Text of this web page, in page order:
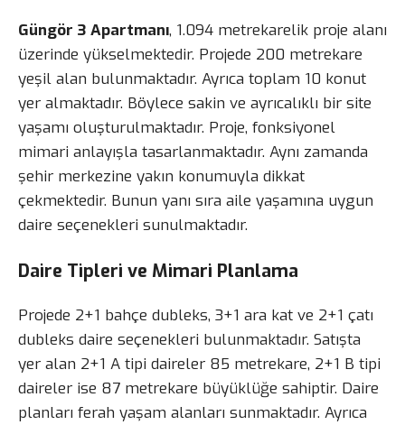
Güngör 3 Apartmanı, 1.094 metrekarelik proje alanı
üzerinde yükselmektedir. Projede 200 metrekare
yeşil alan bulunmaktadır. Ayrıca toplam 10 konut
yer almaktadır. Böylece sakin ve ayrıcalıklı bir site
yaşamı oluşturulmaktadır. Proje, fonksiyonel
mimari anlayışla tasarlanmaktadır. Aynı zamanda
şehir merkezine yakın konumuyla dikkat
çekmektedir. Bunun yanı sıra aile yaşamına uygun
daire seçenekleri sunulmaktadır.
Daire Tipleri ve Mimari Planlama
Projede 2+1 bahçe dubleks, 3+1 ara kat ve 2+1 çatı
dubleks daire seçenekleri bulunmaktadır. Satışta
yer alan 2+1 A tipi daireler 85 metrekare, 2+1 B tipi
daireler ise 87 metrekare büyüklüğe sahiptir. Daire
planları ferah yaşam alanları sunmaktadır. Ayrıca